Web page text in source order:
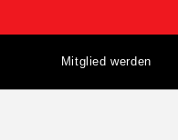
Mitglied werden